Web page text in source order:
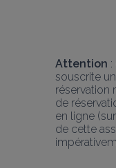
Attention
souscrite
réservation
de
en ligne
de cette